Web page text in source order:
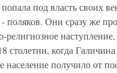
попала под власть своих
- поляков. Они сразу же
религиозное
столетии, когда
население получило от